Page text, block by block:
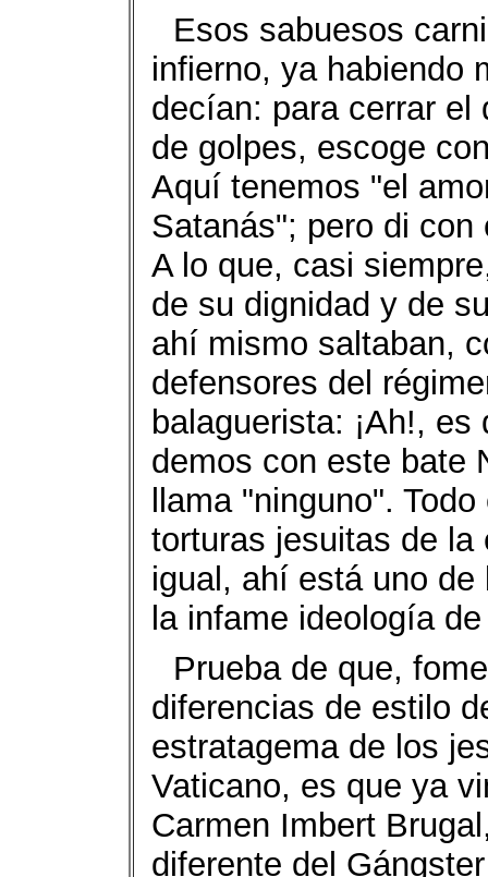
Esos sabuesos
infierno, ya habiendo
decían: para cerrar el
de golpes, escoge
Aquí tenemos "el
Satanás"; pero di
A lo que, casi
de su dignidad y de
ahí mismo saltaban,
defensores del
balaguerista: ¡Ah!,
demos con este bate
llama "ninguno".
torturas jesuitas de la
igual, ahí está uno
la infame ideología
Prueba de que,
diferencias de estilo
estratagema de los
Vaticano, es que ya
Carmen Imbert
diferente del